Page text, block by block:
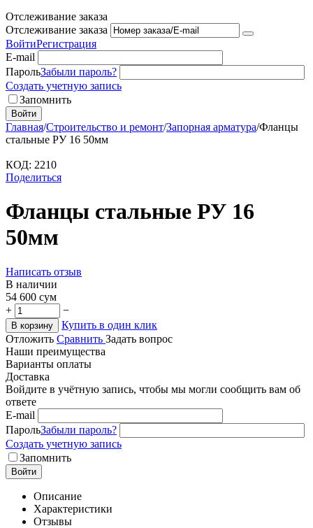
Отслеживание заказа
Отслеживание заказа
ВойтиРегистрация
E-mail
ПарольЗабыли пароль?
Создать учетную запись
Запомнить
Войти
Главная/Строительство и ремонт/Запорная арматура/Фланцы
стальные РУ 16 50мм
КОД: 2210
Поделиться
Фланцы стальные РУ 16
50мм
Написать отзыв
В наличии
54 600 сум
+
−
В корзину
Купить в один клик
Отложить Сравнить Задать вопрос
Наши преимущества
Варианты оплаты
Доставка
Войдите в учётную запись, чтобы мы могли сообщить вам об
ответе
E-mail
ПарольЗабыли пароль?
Создать учетную запись
Запомнить
Войти
Описание
Характеристики
Отзывы